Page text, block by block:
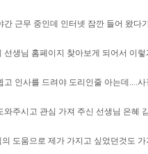
간 근무 중인데 인터넷 잠깐 들어 왔다
선생님 홈페이지 찾아보게 되어서 이
고 인사를 드려야 도리인줄 아는데....
와주시고 관심 가져 주신 선생님 은혜
의 도움으로 제가 가지고 싶었던것도